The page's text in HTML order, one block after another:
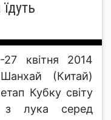
квітня 2014
(Китай)
Кубку світу
з лука серед